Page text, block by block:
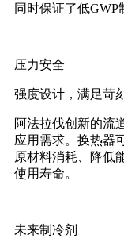
同时保证了低GWP
压力安全
强度设计，满足苛
阿法拉伐创新的流
应用需求。换热器
原材料消耗、降低
使用寿命。
未来制冷剂